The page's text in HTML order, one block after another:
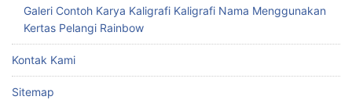
Galeri Contoh Karya Kaligrafi Kaligrafi Nama Menggunakan
Kertas Pelangi Rainbow
Kontak Kami
Sitemap